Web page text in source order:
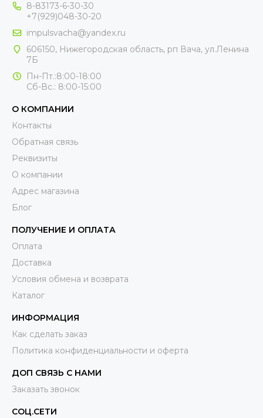
8-83173-6-30-30
+7(929)048-30-20
impulsvacha@yandex.ru
606150, Нижегородская область, рп Вача, ул.Ленина
7Б
Пн-Пт.:8:00-18:00
Сб-Вс.: 8:00-15:00
О КОМПАНИИ
Контакты
Обратная связь
Реквизиты
О компании
Адрес магазина
Блог
ПОЛУЧЕНИЕ И ОПЛАТА
Оплата
Доставка
Условия обмена и возврата
Каталог
ИНФОРМАЦИЯ
Как сделать заказ
Политика конфиденциальности и оферта
ДОП СВЯЗЬ С НАМИ
Заказать звонок
СОЦ.СЕТИ